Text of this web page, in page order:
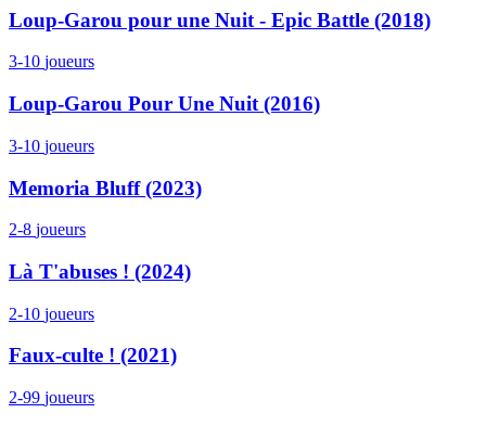
Loup-Garou pour une Nuit - Epic Battle (2018)
3-10 joueurs
Loup-Garou Pour Une Nuit (2016)
3-10 joueurs
Memoria Bluff (2023)
2-8 joueurs
Là T'abuses ! (2024)
2-10 joueurs
Faux-culte ! (2021)
2-99 joueurs